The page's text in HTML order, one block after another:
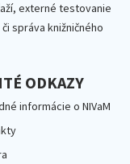
externé testovanie
správa knižničného
ODKAZY
informácie o NIVaM